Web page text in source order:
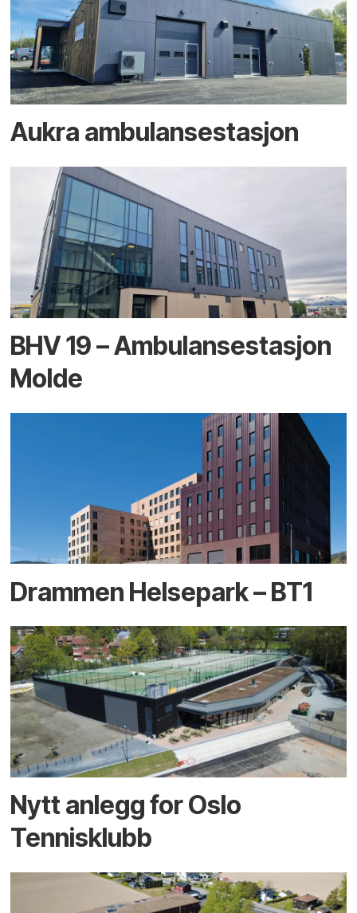
Aukra ambulansestasjon
BHV 19 – Ambulansestasjon
Molde
Drammen Helsepark – BT1
Nytt anlegg for Oslo
Tennisklubb